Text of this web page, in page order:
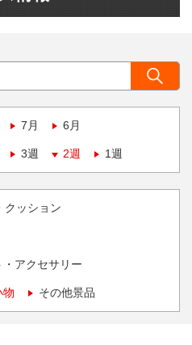
7月 6月
3週 2週 1週
クッション
アクセサリー
物 その他景品